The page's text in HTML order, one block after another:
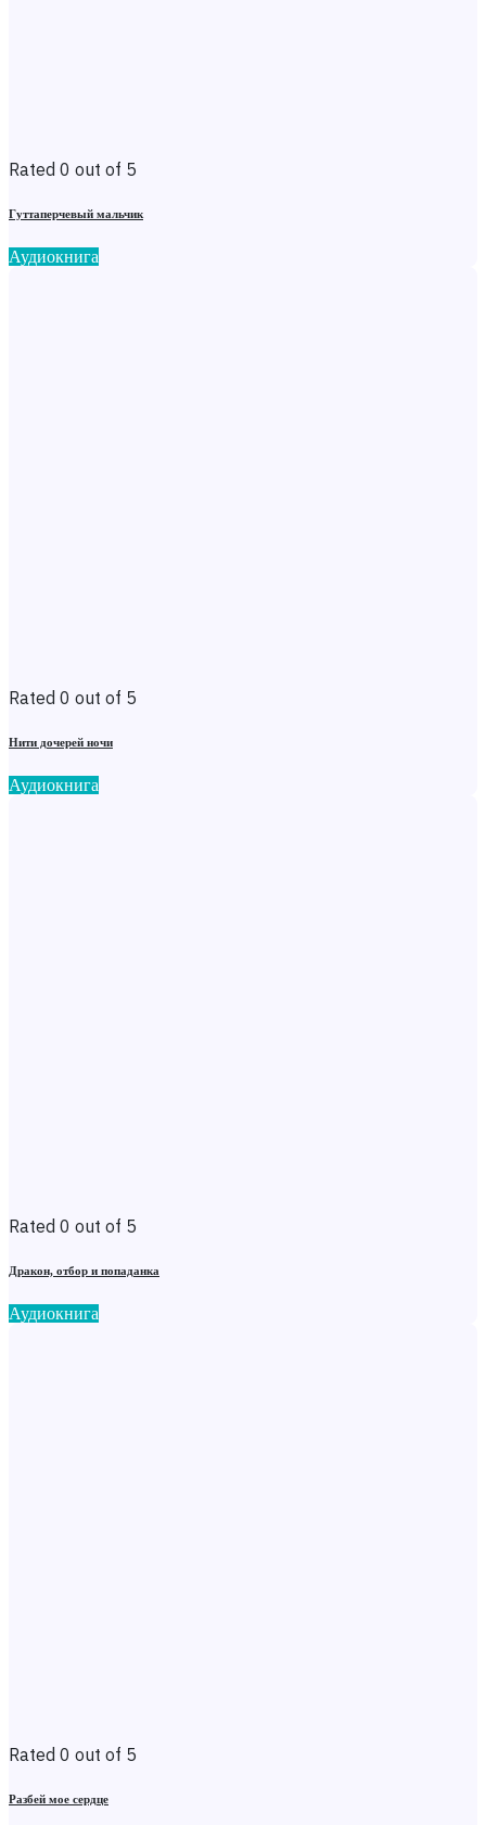
Rated 0 out of 5
Гуттаперчевый мальчик
Аудиокнига
Rated 0 out of 5
Нити дочерей ночи
Аудиокнига
Rated 0 out of 5
Дракон, отбор и попаданка
Аудиокнига
Rated 0 out of 5
Разбей мое сердце